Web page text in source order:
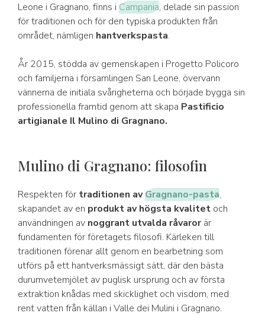
Leone i Gragnano, finns i Campania, delade sin passion
för traditionen och för den typiska produkten från
området, nämligen hantverkspasta.
År 2015, stödda av gemenskapen i Progetto Policoro
och familjerna i församlingen San Leone, övervann
vännerna de initiala svårigheterna och började bygga sin
professionella framtid genom att skapa Pastificio
artigianale Il Mulino di Gragnano.
Mulino di Gragnano: filosofin
Respekten för traditionen avGragnano-pasta,
skapandet av en produkt av högsta kvalitet och
användningen av noggrant utvalda råvarorär
fundamenten för företagets filosofi. Kärleken till
traditionen förenar allt genom en bearbetning som
utförs på ett hantverksmässigt sätt, där den bästa
durumvetemjölet av puglisk ursprung och av första
extraktion knådas med skicklighet och visdom, med
rent vatten från källan i Valle dei Mulini i Gragnano.